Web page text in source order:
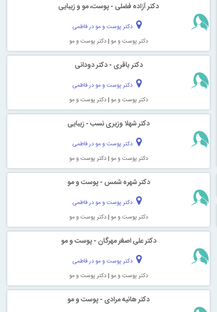
دکتر آزاده فضلی - پوست، مو و زیبایی
دکتر پوست و مو در فاطمی
دکتر پوست و مو |دکتر پوست و مو
دکتر باقری - دکتر دودانی
دکتر پوست و مو در فاطمی
دکتر پوست و مو |دکتر پوست و مو
دکتر شهلا وزیری نسب - زیبایی
دکتر پوست و مو در فاطمی
دکتر پوست و مو |دکتر پوست و مو
دکتر شهره شمس - پوست و مو
دکتر پوست و مو در فاطمی
دکتر پوست و مو |دکتر پوست و مو
دکتر علی اصغر مهرگان - پوست و مو
دکتر پوست و مو در فاطمی
دکتر پوست و مو |دکتر پوست و مو
دکتر هانیه مرادی - پوست و مو